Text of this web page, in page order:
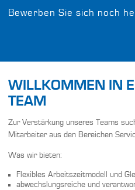
Bewerben Sie sich noch
WILLKOMMEN IN
TEAM
Zur Verstärkung unseres Teams
Mitarbeiter aus den Bereichen
Was wir bieten:
Flexibles Arbeitszeitmodell und
abwechslungsreiche und